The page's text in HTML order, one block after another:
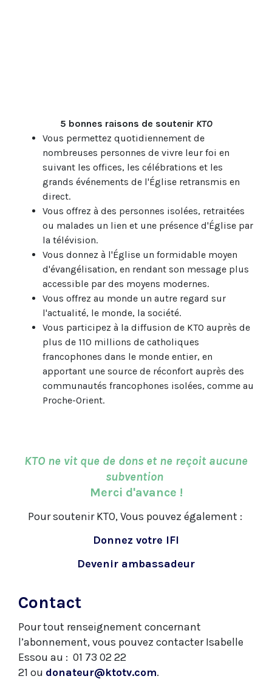
5 bonnes raisons de soutenir KTO
Vous permettez quotidiennement de
nombreuses personnes de vivre leur foi en
suivant les offices, les célébrations et les
grands événements de l'Église retransmis en
direct.
Vous offrez à des personnes isolées, retraitées
ou malades un lien et une présence d'Église par
la télévision.
Vous donnez à l'Église un formidable moyen
d'évangélisation, en rendant son message plus
accessible par des moyens modernes.
Vous offrez au monde un autre regard sur
l'actualité, le monde, la société.
Vous participez à la diffusion de KTO auprès de
plus de 110 millions de catholiques
francophones dans le monde entier, en
apportant une source de réconfort auprès des
communautés francophones isolées, comme au
Proche-Orient.
KTO ne vit que de dons et ne reçoit aucune
subvention
Merci d'avance !
Pour soutenir KTO, Vous pouvez également :
Donnez votre IFI
Devenir ambassadeur
Contact
Pour tout renseignement concernant
l’abonnement, vous pouvez contacter Isabelle
Essou au : 01 73 02 22
21 ou donateur@ktotv.com.